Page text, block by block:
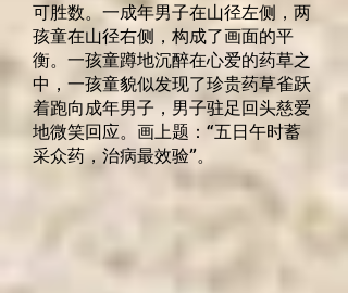
可胜数。一成年男子在山径左侧，两
孩童在山径右侧，构成了画面的平
衡。一孩童蹲地沉醉在心爱的药草之
中，一孩童貌似发现了珍贵药草雀跃
着跑向成年男子，男子驻足回头慈爱
地微笑回应。画上题：“五日午时蓄
采众药，治病最效验”。